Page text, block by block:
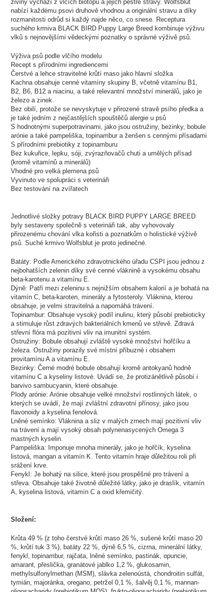
živiny vychází z vlčích biotopů a jejich pestré stravy. Wolfsblut
nabízí každému psovi druhově vhodnou a originální stravu a díky
rozmanitosti odrůd si každý najde něco, co snese. Receptura
suchého krmiva BLACK BIRD Puppy Large Breed kombinuje výživu
vlků s nejnovějšími vědeckými poznatky o správné výživě psů.
Výživa psů podle vlčího modelu
Recept s přírodními ingrediencemi
Čerstvé a lehce stravitelné krůtí maso jako hlavní složka
Kachna obsahuje cenné vitamíny skupiny B, včetně vitamínu B1,
B2, B6, B12 a niacinu, a také relevantní množství minerálů, jako je
železo a zinek.
Bez obilí, protože se nevyskytuje v přirozené stravě psího předka a
je také jedním z nejčastějších spouštěčů alergie u psů
S hodnotnými superpotravinami, jako jsou ostružiny, bezinky, bobule
arónie a také pampeliška, topinambur a ženšen s cennými přísadami
S přírodními prebiotiky z topinamburu
Bez kukuřice, lepku, sóji, zvýrazňovačů chuti a umělých přísad
(kromě vitamínů a minerálů)
Vhodné pro velká plemena psů
Vyvinuto ve spolupráci s veterináři
Bez testování na zvířatech
Jednotlivé složky potravy BLACK BIRD PUPPY LARGE BREED
byly sestaveny společně s veterináři tak, aby vyhovovaly
přirozenému chování vlka kořisti a poznatkům o holistické výživě
psů. Suché krmivo Wolfsblut je proto jedinečné.
Batáty: Podle Amerického zdravotnického úřadu CSPI jsou jednou z
nejbohatších zelenin díky své cenné vláknině a vysokému obsahu
beta-karotenu a vitamínu E.
Dýně: Patří mezi zeleninu s nejnižším obsahem kalorií a je bohatá na
vitamín C, beta-karoten, minerály a fytosteroly. Vláknina, kterou
obsahuje, je velmi stravitelná a napomáhá trávení.
Topinambur: Obsahuje vysoký podíl inulinu, který působí prebioticky
a stimuluje růst zdravých bakteriálních kmenů ve střevě. Zdravá
střevní flóra má pozitivní vliv na imunitní systém.
Ostružiny: Bobule obsahují zvláště vysoké množství hořčíku a
železa. Ostružiny porazily své místní příbuzné i obsahem
provitamínu A a vitamínu E.
Bezinky: Černé modré bobule obsahují kromě antokyanů hodně
vitamínu C a kyseliny listové. Uvádí se, že protizánětlivě působí i
barvivo sambucyanin, které obsahuje.
Plody arónie: Arónie obsahuje velké množství rostlinných látek, o
kterých se uvádí, že mají zvláštní zdravotní přínosy, jako jsou
flavonoidy a kyselina fenolová.
Lněné semínko: Vláknina a sliz v malých zrnech mají pozitivní vliv
na trávení a mají vysoký obsah polynenasycených Omega 3
mastných kyselin.
Pampeliška: Imponuje mnoha minerály, jako je hořčík, kyselina
listová, mangan a vitamín K. Tento vitamín hraje důležitou roli při
srážení krve.
Fenykl: Je bohatý na silice, které jsou prospěšné pro trávení a
střeva. Obsahuje také životně důležité látky, jako je draslík, vitamín
A, kyselina listová, vitamín C a oxid křemičitý.
Složení:
Krůta 49 % (z toho čerstvé krůtí maso 26 %, sušené krůtí maso 20
%, krůtí tuk 3 %), batáty 22 %, dýně 6,5 %, cizrna, minerální látky,
fenykl, topinambur, rajčata, lněné semínko, pastinák, opuncie,
amarant, přeslička, granátové jablko 1,2 %, glukosamin,
methylsulfonylmethan (MSM), slávka zelenoústá, chondroitin sulfát,
tymián, majoránka, oregano, petržel 0,1 %, šalvěj 0,1 %, mannan-